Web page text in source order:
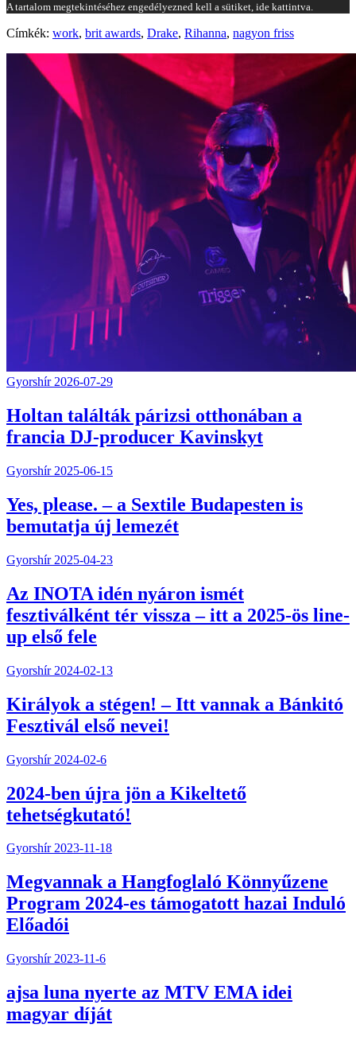
A tartalom megtekintéséhez engedélyezned kell a sütiket, ide kattintva.
Címkék: work, brit awards, Drake, Rihanna, nagyon friss
Gyorshír 2026-07-29
Holtan találták párizsi otthonában a
francia DJ-producer Kavinskyt
Gyorshír 2025-06-15
Yes, please. – a Sextile Budapesten is
bemutatja új lemezét
Gyorshír 2025-04-23
Az INOTA idén nyáron ismét
fesztiválként tér vissza – itt a 2025-ös line-
up első fele
Gyorshír 2024-02-13
Királyok a stégen! – Itt vannak a Bánkitó
Fesztivál első nevei!
Gyorshír 2024-02-6
2024-ben újra jön a Kikeltető
tehetségkutató!
Gyorshír 2023-11-18
Megvannak a Hangfoglaló Könnyűzene
Program 2024-es támogatott hazai Induló
Előadói
Gyorshír 2023-11-6
ajsa luna nyerte az MTV EMA idei
magyar díját